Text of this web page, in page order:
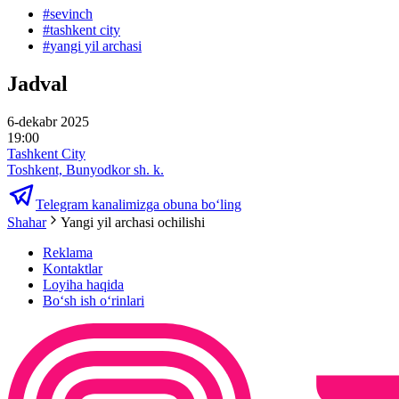
#sevinch
#tashkent city
#yangi yil archasi
Jadval
6-dekabr 2025
19:00
Tashkent City
Toshkent, Bunyodkor sh. k.
Telegram kanalimizga obuna bo‘ling
Shahar
Yangi yil archasi ochilishi
Reklama
Kontaktlar
Loyiha haqida
Bo‘sh ish o‘rinlari